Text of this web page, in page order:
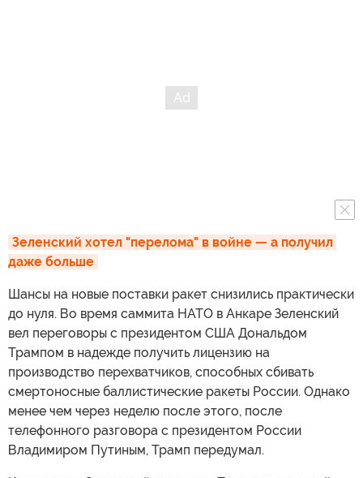
Зеленский хотел "перелома" в войне — а получил
даже больше
Шансы на новые поставки ракет снизились практически
до нуля. Во время саммита НАТО в Анкаре Зеленский
вел переговоры с президентом США Дональдом
Трампом в надежде получить лицензию на
производство перехватчиков, способных сбивать
смертоносные баллистические ракеты России. Однако
менее чем через неделю после этого, после
телефонного разговора с президентом России
Владимиром Путиным, Трамп передумал.